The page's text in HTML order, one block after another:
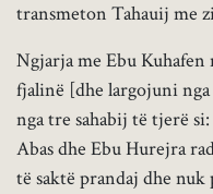
transmeton Tahauij me
Ngjarja me Ebu
fjalinë [dhe largojuni nga
nga tre sahabij të tjerë
Abas dhe Ebu Hurejra
të saktë prandaj dhe